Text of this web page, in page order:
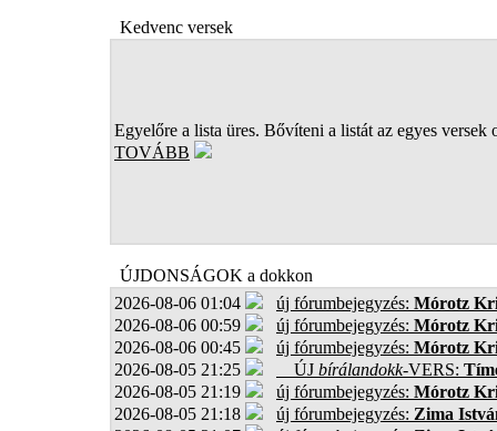
Kedvenc versek
Egyelőre a lista üres. Bővíteni a listát az egyes versek
TOVÁBB
ÚJDONSÁGOK a dokkon
2026-08-06 01:04
új fórumbejegyzés: Mórotz
2026-08-06 00:59
új fórumbejegyzés: Mórotz
2026-08-06 00:45
új fórumbejegyzés: Mórotz
2026-08-05 21:25
ÚJ bírálandokk-VERS:
2026-08-05 21:19
új fórumbejegyzés: Mórotz
2026-08-05 21:18
új fórumbejegyzés: Zima